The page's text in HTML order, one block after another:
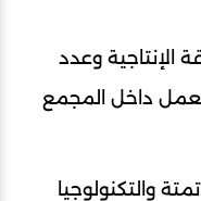
الإنتاجية وعدد
تعمل داخل المجمع
والتكنولوجيا